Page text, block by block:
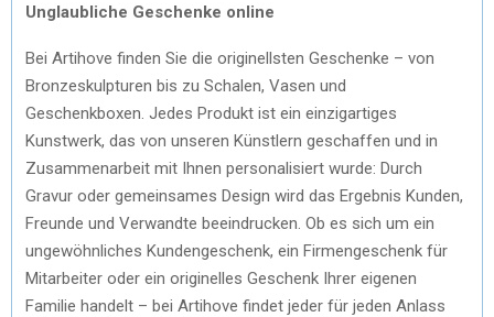
Unglaubliche Geschenke online
Bei Artihove finden Sie die originellsten Geschenke – von
Bronzeskulpturen bis zu Schalen, Vasen und
Geschenkboxen. Jedes Produkt ist ein einzigartiges
Kunstwerk, das von unseren Künstlern geschaffen und in
Zusammenarbeit mit Ihnen personalisiert wurde: Durch
Gravur oder gemeinsames Design wird das Ergebnis Kunden,
Freunde und Verwandte beeindrucken. Ob es sich um ein
ungewöhnliches Kundengeschenk, ein Firmengeschenk für
Mitarbeiter oder ein originelles Geschenk Ihrer eigenen
Familie handelt – bei Artihove findet jeder für jeden Anlass